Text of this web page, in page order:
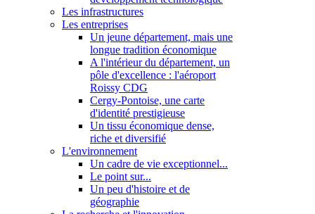
Les infrastructures
Les entreprises
Un jeune département, mais une
longue tradition économique
A l'intérieur du département, un
pôle d'excellence : l'aéroport
Roissy CDG
Cergy-Pontoise, une carte
d'identité prestigieuse
Un tissu économique dense,
riche et diversifié
L'environnement
Un cadre de vie exceptionnel...
Le point sur...
Un peu d'histoire et de
géographie